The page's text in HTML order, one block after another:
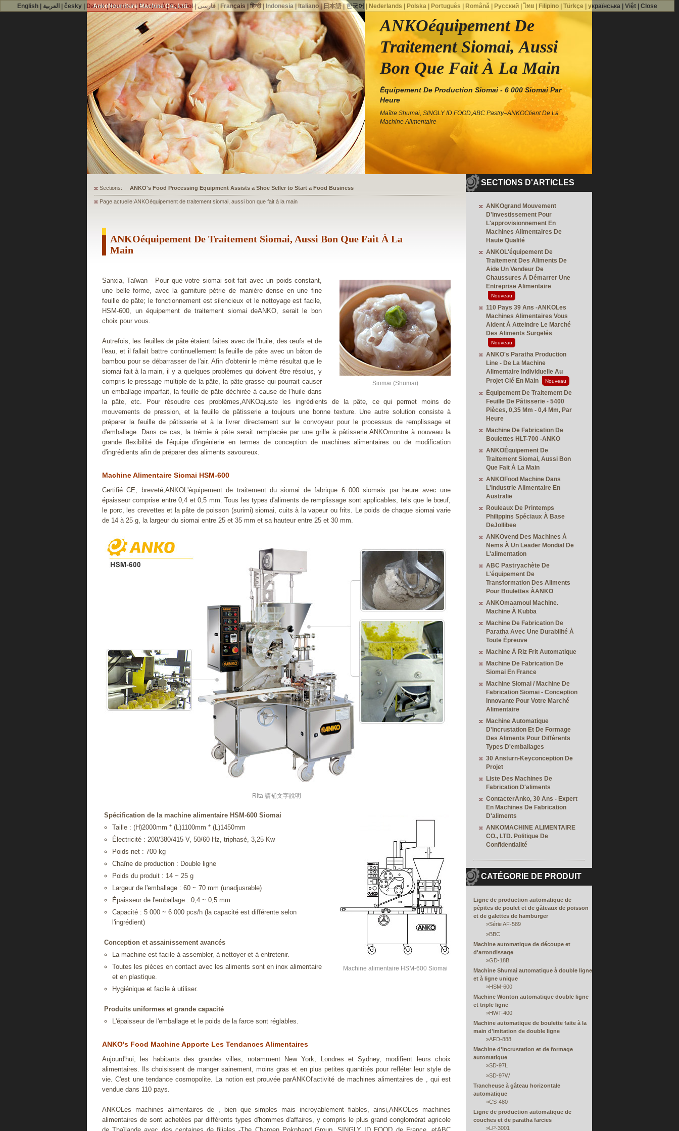
AnkoNourriture Machine Co., Ltd.
ANKOéquipement De
Traitement Siomai, Aussi
Bon Que Fait À La Main
Équipement De Production Siomai - 6 000 Siomai Par
Heure
Maître Shumai, SINGLY ID FOOD,ABC Pastry–ANKOClient De La
Machine Alimentaire
Sections: ANKO's Food Processing Equipment Assists a Shoe Seller to Start a Food Business
Page actuelle:ANKOéquipement de traitement siomai, aussi bon que fait à la main
ANKOéquipement De Traitement Siomai, Aussi Bon Que Fait À La
Main
Siomai (Shumaï)
Sanxia, ​​Taïwan - Pour que votre siomai soit fait avec un poids constant,
une belle forme, avec la garniture pétrie de manière dense en une fine
feuille de pâte; le fonctionnement est silencieux et le nettoyage est facile,
HSM-600, un équipement de traitement siomai deANKO, serait le bon
choix pour vous.
Autrefois, les feuilles de pâte étaient faites avec de l'huile, des œufs et de
l'eau, et il fallait battre continuellement la feuille de pâte avec un bâton de
bambou pour se débarrasser de l'air. Afin d'obtenir le même résultat que le
siomai fait à la main, il y a quelques problèmes qui doivent être résolus, y
compris le pressage multiple de la pâte, la pâte grasse qui pourrait causer
un emballage imparfait, la feuille de pâte déchirée à cause de l'huile dans
la pâte, etc. Pour résoudre ces problèmes,ANKOajuste les ingrédients de la pâte, ce qui permet moins de
mouvements de pression, et la feuille de pâtisserie a toujours une bonne texture. Une autre solution consiste à
préparer la feuille de pâtisserie et à la livrer directement sur le convoyeur pour le processus de remplissage et
d'emballage. Dans ce cas, la trémie à pâte serait remplacée par une grille à pâtisserie.ANKOmontre à nouveau la
grande flexibilité de l'équipe d'ingénierie en termes de conception de machines alimentaires ou de modification
d'ingrédients afin de préparer des aliments savoureux.
Machine Alimentaire Siomai HSM-600
Certifié CE, breveté,ANKOL'équipement de traitement du siomai de fabrique 6 000 siomais par heure avec une
épaisseur comprise entre 0,4 et 0,5 mm. Tous les types d'aliments de remplissage sont applicables, tels que le bœuf,
le porc, les crevettes et la pâte de poisson (surimi) siomai, cuits à la vapeur ou frits. Le poids de chaque siomai varie
de 14 à 25 g, la largeur du siomai entre 25 et 35 mm et sa hauteur entre 25 et 30 mm.
Rita 請補文字說明
Machine alimentaire HSM-600 Siomai
Spécification de la machine alimentaire HSM-600 Siomai
Taille : (H)2000mm * (L)1100mm * (L)1450mm
Électricité : 200/380/415 V, 50/60 Hz, triphasé, 3,25 Kw
Poids net : 700 kg
Chaîne de production : Double ligne
Poids du produit : 14 ~ 25 g
Largeur de l'emballage : 60 ~ 70 mm (unadjusrable)
Épaisseur de l'emballage : 0,4 ~ 0,5 mm
Capacité : 5 000 ~ 6 000 pcs/h (la capacité est différente selon
l'ingrédient)
Conception et assainissement avancés
La machine est facile à assembler, à nettoyer et à entretenir.
Toutes les pièces en contact avec les aliments sont en inox alimentaire
et en plastique.
Hygiénique et facile à utiliser.
Produits uniformes et grande capacité
L'épaisseur de l'emballage et le poids de la farce sont réglables.
ANKO's Food Machine Apporte Les Tendances Alimentaires
Aujourd'hui, les habitants des grandes villes, notamment New York, Londres et Sydney, modifient leurs choix
alimentaires. Ils choisissent de manger sainement, moins gras et en plus petites quantités pour refléter leur style de
vie. C'est une tendance cosmopolite. La notion est prouvée parANKOl'activité de machines alimentaires de , qui est
vendue dans 110 pays.
ANKOLes machines alimentaires de , bien que simples mais incroyablement fiables, ainsi,ANKOLes machines
alimentaires de sont achetées par différents types d'hommes d'affaires, y compris le plus grand conglomérat agricole
SECTIONS D'ARTICLES
ANKOgrand Mouvement
D'investissement Pour
L'approvisionnement En
Machines Alimentaires De
Haute Qualité
ANKOL'équipement De
Traitement Des Aliments De
Aide Un Vendeur De
Chaussures À Démarrer Une
Entreprise Alimentaire
Nouveau
110 Pays 39 Ans -ANKOLes
Machines Alimentaires Vous
Aident À Atteindre Le Marché
Des Aliments Surgelés
Nouveau
ANKO's Paratha Production
Line - De La Machine
Alimentaire Individuelle Au
Projet Clé En Main
Nouveau
Équipement De Traitement De
Feuille De Pâtisserie - 5400
Pièces, 0,35 Mm - 0,4 Mm, Par
Heure
Machine De Fabrication De
Boulettes HLT-700 -ANKO
ANKOÉquipement De
Traitement Siomai, Aussi Bon
Que Fait À La Main
ANKOFood Machine Dans
L'industrie Alimentaire En
Australie
Rouleaux De Printemps
Philippins Spéciaux À Base
DeJollibee
ANKOvend Des Machines À
Nems À Un Leader Mondial De
L'alimentation
ABC Pastryachète De
L'équipement De
Transformation Des Aliments
Pour Boulettes ÀANKO
ANKOmaamoul Machine.
Machine À Kubba
Machine De Fabrication De
Paratha Avec Une Durabilité À
Toute Épreuve
Machine À Riz Frit Automatique
Machine De Fabrication De
Siomai En France
Machine Siomai / Machine De
Fabrication Siomai - Conception
Innovante Pour Votre Marché
Alimentaire
Machine Automatique
D'incrustation Et De Formage
Des Aliments Pour Différents
Types D'emballages
30 Ansturn-Keyconception De
Projet
Liste Des Machines De
Fabrication D'aliments
ContacterAnko, 30 Ans - Expert
En Machines De Fabrication
D'aliments
ANKOMACHINE ALIMENTAIRE
CO., LTD. Politique De
Confidentialité
CATÉGORIE DE PRODUIT
Ligne de production automatique de
pépites de poulet et de gâteaux de poisson
et de galettes de hamburger
»Série AF-589
»BBC
Machine automatique de découpe et
d'arrondissage
»GD-18B
Machine Shumai automatique à double ligne
et à ligne unique
»HSM-600
Machine Wonton automatique double ligne
et triple ligne
»HWT-400
Machine automatique de boulette faite à la
main d'imitation de double ligne
»AFD-888
Machine d'incrustation et de formage
automatique
»SD-97L
»SD-97W
Trancheuse à gâteau horizontale
automatique
»CS-480
Ligne de production automatique de
couches et de paratha farcies
»LP-3001
English| العربية česky| Dansk|Deutsch| Ελληνικά|Español| فارسی| Français |हिन्दी| Indonesia|Italiano|日本語|한국어 Nederlands Polska| Português Română| Русский| ไทย| Filipino| Türkçe українська| Việt| Close